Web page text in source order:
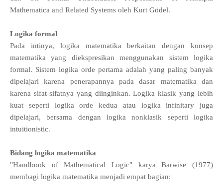
Mathematica and Related Systems oleh Kurt Gödel.
Logika formal
Pada intinya, logika matematika berkaitan dengan konsep
matematika yang diekspresikan menggunakan sistem logika
formal. Sistem logika orde pertama adalah yang paling banyak
dipelajari karena penerapannya pada dasar matematika dan
karena sifat-sifatnya yang diinginkan. Logika klasik yang lebih
kuat seperti logika orde kedua atau logika infinitary juga
dipelajari, bersama dengan logika nonklasik seperti logika
intuitionistic.
Bidang logika matematika
"Handbook of Mathematical Logic" karya Barwise (1977)
membagi logika matematika menjadi empat bagian: